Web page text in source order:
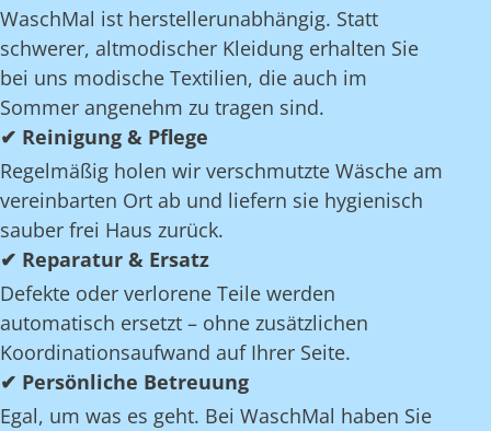
WaschMal ist herstellerunabhängig. Statt
schwerer, altmodischer Kleidung erhalten Sie
bei uns modische Textilien, die auch im
Sommer angenehm zu tragen sind.
✔ Reinigung & Pflege
Regelmäßig holen wir verschmutzte Wäsche am
vereinbarten Ort ab und liefern sie hygienisch
sauber frei Haus zurück.
✔ Reparatur & Ersatz
Defekte oder verlorene Teile werden
automatisch ersetzt – ohne zusätzlichen
Koordinationsaufwand auf Ihrer Seite.
✔ Persönliche Betreuung
Egal, um was es geht. Bei WaschMal haben Sie